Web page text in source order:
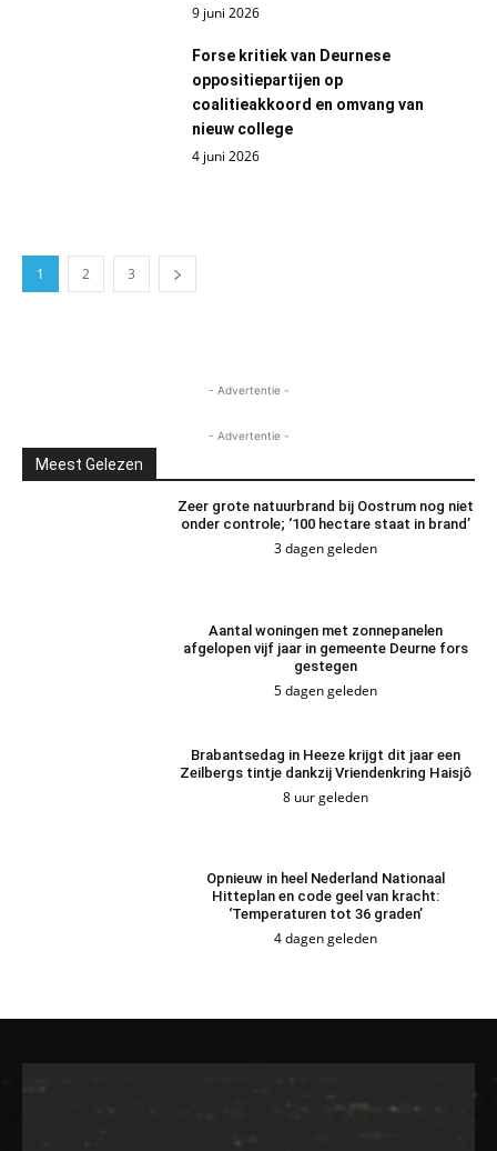
9 juni 2026
Forse kritiek van Deurnese
oppositiepartijen op
coalitieakkoord en omvang van
nieuw college
4 juni 2026
1 2 3
- Advertentie -
- Advertentie -
Meest Gelezen
Zeer grote natuurbrand bij Oostrum nog niet
onder controle; ‘100 hectare staat in brand’
3 dagen geleden
Aantal woningen met zonnepanelen
afgelopen vijf jaar in gemeente Deurne fors
gestegen
5 dagen geleden
Brabantsedag in Heeze krijgt dit jaar een
Zeilbergs tintje dankzij Vriendenkring Haisjô
8 uur geleden
Opnieuw in heel Nederland Nationaal
Hitteplan en code geel van kracht:
‘Temperaturen tot 36 graden’
4 dagen geleden